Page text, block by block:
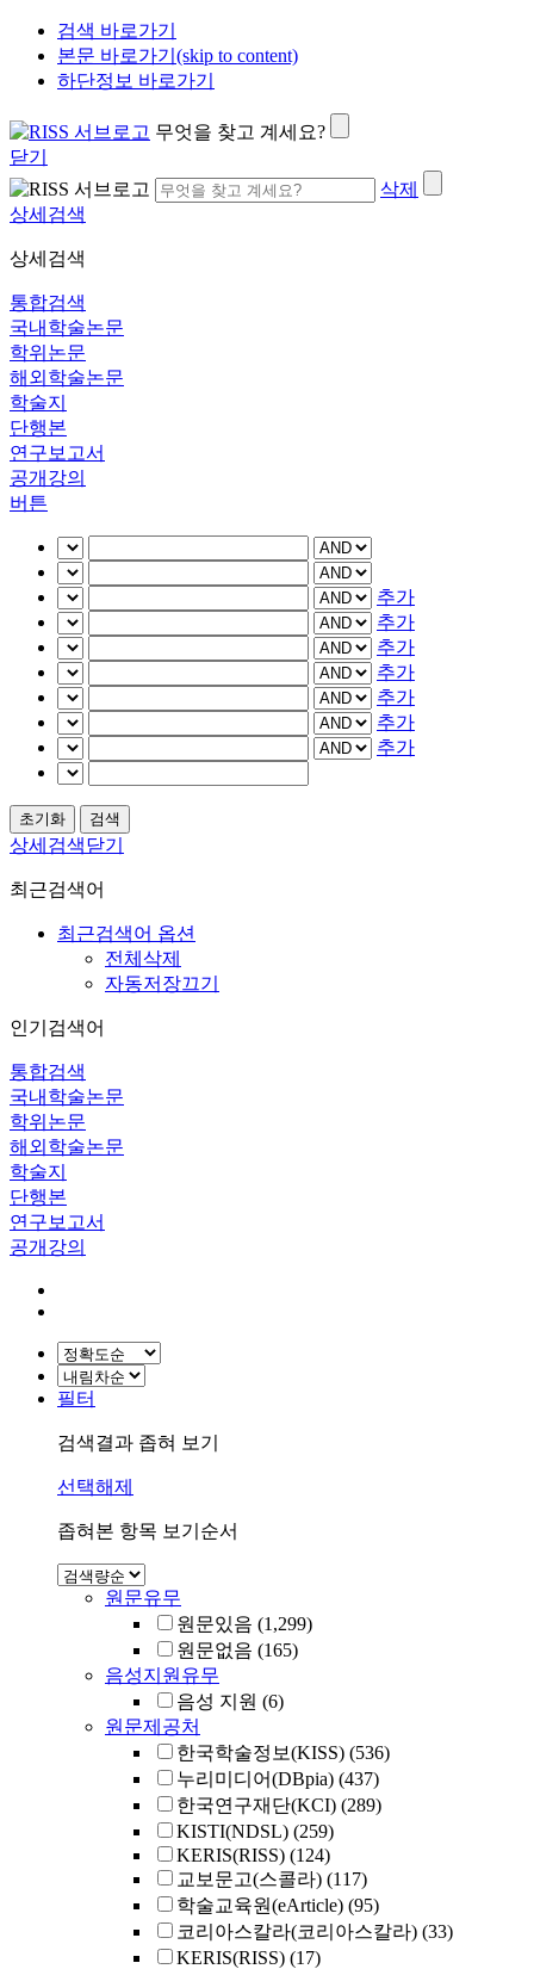
검색 바로가기
본문 바로가기(skip to content)
하단정보 바로가기
무엇을 찾고 계세요?
닫기
삭제
상세검색
상세검색
통합검색
국내학술논문
학위논문
해외학술논문
학술지
단행본
연구보고서
공개강의
버튼
추가
추가
추가
추가
추가
추가
추가
상세검색닫기
최근검색어
최근검색어 옵션
전체삭제
자동저장끄기
인기검색어
통합검색
국내학술논문
학위논문
해외학술논문
학술지
단행본
연구보고서
공개강의
필터
검색결과 좁혀 보기
선택해제
좁혀본 항목 보기순서
원문유무
원문있음 (1,299)
원문없음 (165)
음성지원유무
음성 지원 (6)
원문제공처
한국학술정보(KISS) (536)
누리미디어(DBpia) (437)
한국연구재단(KCI) (289)
KISTI(NDSL) (259)
KERIS(RISS) (124)
교보문고(스콜라) (117)
학술교육원(eArticle) (95)
코리아스칼라(코리아스칼라) (33)
KERIS(RISS) (17)